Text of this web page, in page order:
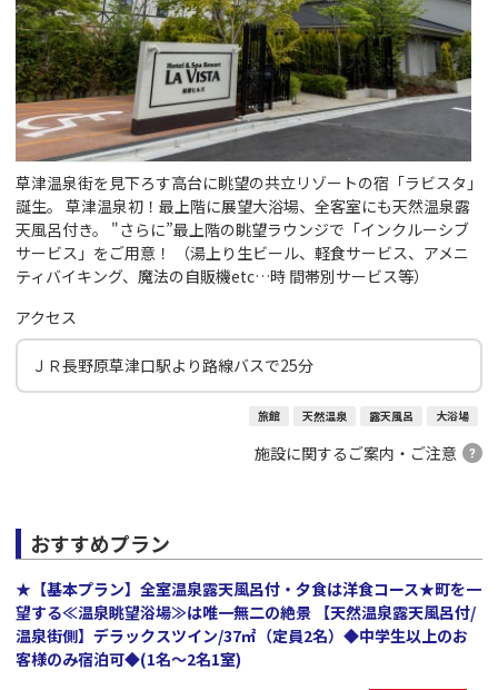
草津温泉街を見下ろす高台に眺望の共立リゾートの宿「ラビスタ」
誕生。 草津温泉初！最上階に展望大浴場、全客室にも天然温泉露
天風呂付き。 "さらに”最上階の眺望ラウンジで「インクルーシブ
サービス」をご用意！ （湯上り生ビール、軽食サービス、アメニ
ティバイキング、魔法の自販機etc…時 間帯別サービス等）
アクセス
ＪＲ長野原草津口駅より路線バスで25分
旅館 天然温泉 露天風呂 大浴場
施設に関するご案内・ご注意
おすすめプラン
★【基本プラン】全室温泉露天風呂付・夕食は洋食コース★町を一
望する≪温泉眺望浴場≫は唯一無二の絶景 【天然温泉露天風呂付/
温泉街側】デラックスツイン/37㎡（定員2名）◆中学生以上のお
客様のみ宿泊可◆(1名～2名1室)